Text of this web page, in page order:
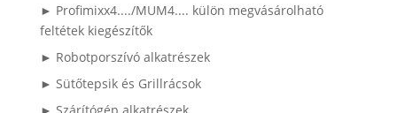
► Profimixx4..../MUM4.... külön megvásárolható
feltétek kiegészítők
► Robotporszívó alkatrészek
► Sütőtepsik és Grillrácsok